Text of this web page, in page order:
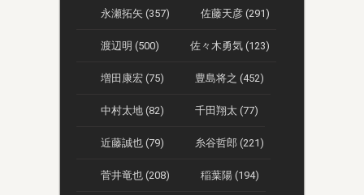
永瀬拓矢 (357) 佐藤天彦 (291)
渡辺明 (500) 佐々木勇気 (123)
増田康宏 (75) 豊島将之 (452)
中村太地 (82) 千田翔太 (77)
近藤誠也 (79) 糸谷哲郎 (221)
菅井竜也 (208) 稲葉陽 (194)